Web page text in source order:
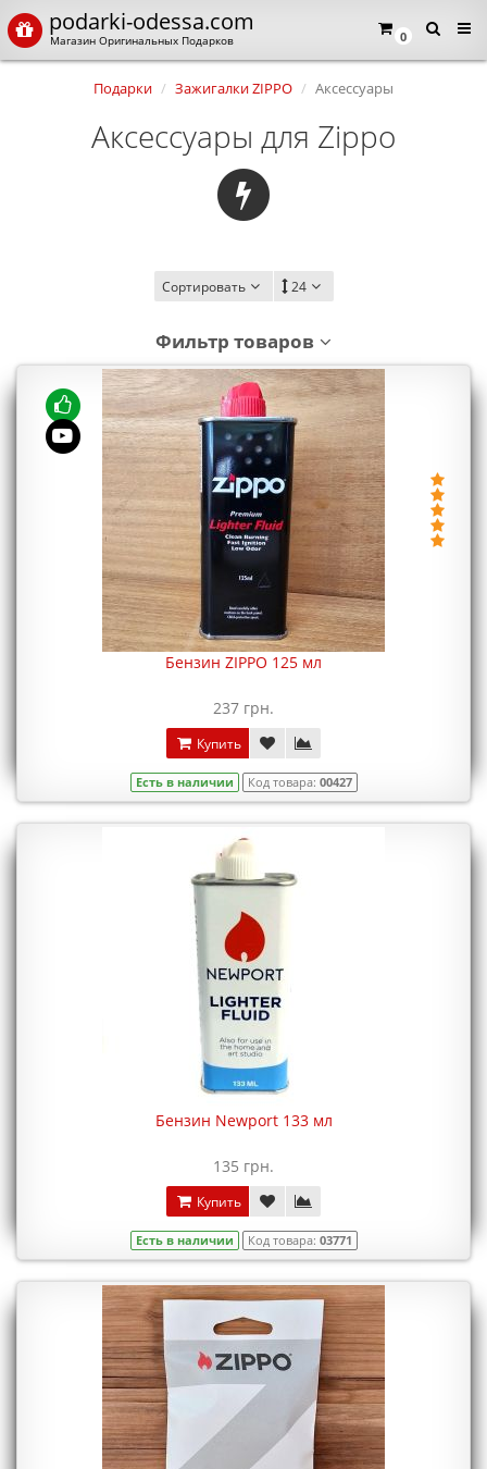
0
podarki-odessa.com
Магазин Оригинальных Подарков
Подарки Зажигалки ZIPPO Аксессуары
Аксессуары для Zippo
Сортировать 24
×
Язык магазина
Выберите пожалуйста язык магазина
Закрыть
Фильтр товаров
Бензин ZIPPO 125 мл
237 грн.
Купить
Есть в наличии Код товара: 00427
Бензин Newport 133 мл
135 грн.
Купить
Есть в наличии Код товара: 03771